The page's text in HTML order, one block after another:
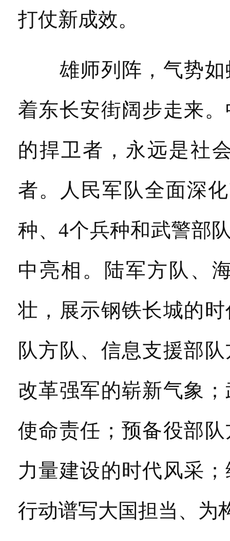
打仗新成效。
雄师列阵，气势如
着东长安街阔步走来
的捍卫者，永远是社
者。人民军队全面深
种、4个兵种和武警部
中亮相。陆军方队、
壮，展示钢铁长城的
队方队、信息支援部
改革强军的崭新气象
使命责任；预备役部
力量建设的时代风采
行动谱写大国担当、为